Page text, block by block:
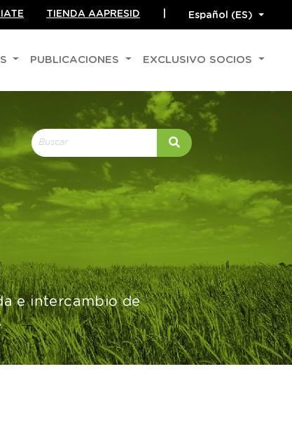
TIENDA AAPRESID
PUBLICACIONES EXCLUSIVO SOCIOS
e intercambio de